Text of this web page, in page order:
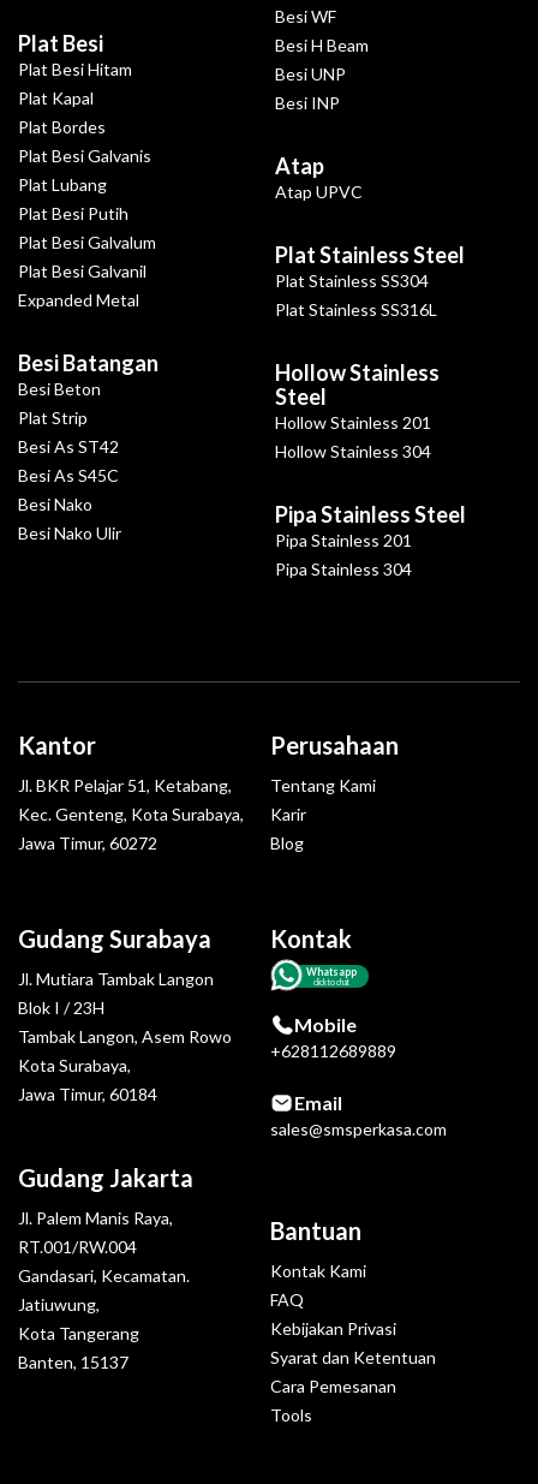
Plat Besi
Plat Besi Hitam
Plat Kapal
Plat Bordes
Plat Besi Galvanis
Plat Lubang
Plat Besi Putih
Plat Besi Galvalum
Plat Besi Galvanil
Expanded Metal
Besi Batangan
Besi Beton
Plat Strip
Besi As ST42
Besi As S45C
Besi Nako
Besi Nako Ulir
Besi WF
Besi H Beam
Besi UNP
Besi INP
Atap
Atap UPVC
Plat Stainless Steel
Plat Stainless SS304
Plat Stainless SS316L
Hollow Stainless
Steel
Hollow Stainless 201
Hollow Stainless 304
Pipa Stainless Steel
Pipa Stainless 201
Pipa Stainless 304
Gudang Surabaya
Jl. Mutiara Tambak Langon
Blok I / 23H
Tambak Langon, Asem Rowo
Kota Surabaya,
Jawa Timur, 60184
Gudang Jakarta
Jl. Palem Manis Raya,
RT.001/RW.004
Gandasari, Kecamatan.
Jatiuwung,
Kota Tangerang
Banten, 15137
Kantor
Jl. BKR Pelajar 51, Ketabang,
Kec. Genteng, Kota Surabaya,
Jawa Timur, 60272
Kontak
Whatsapp
click to chat
Mobile
+628112689889
Email
sales@smsperkasa.com
Perusahaan
Tentang Kami
Karir
Blog
Bantuan
Kontak Kami
FAQ
Kebijakan Privasi
Syarat dan Ketentuan
Cara Pemesanan
Tools